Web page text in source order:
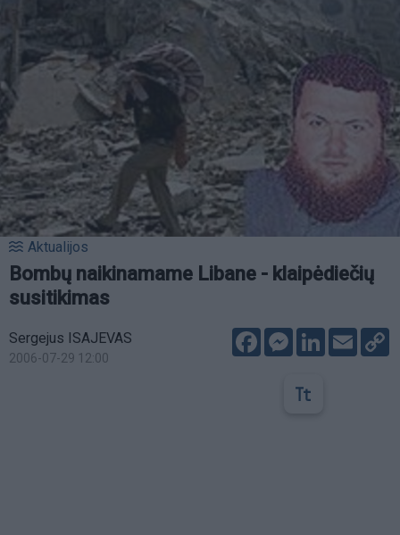
Aktualijos
Bombų naikinamame Libane - klaipėdiečių
susitikimas
Sergejus ISAJEVAS
2006-07-29 12:00
FacebookMessenger
LinkedIn
Email